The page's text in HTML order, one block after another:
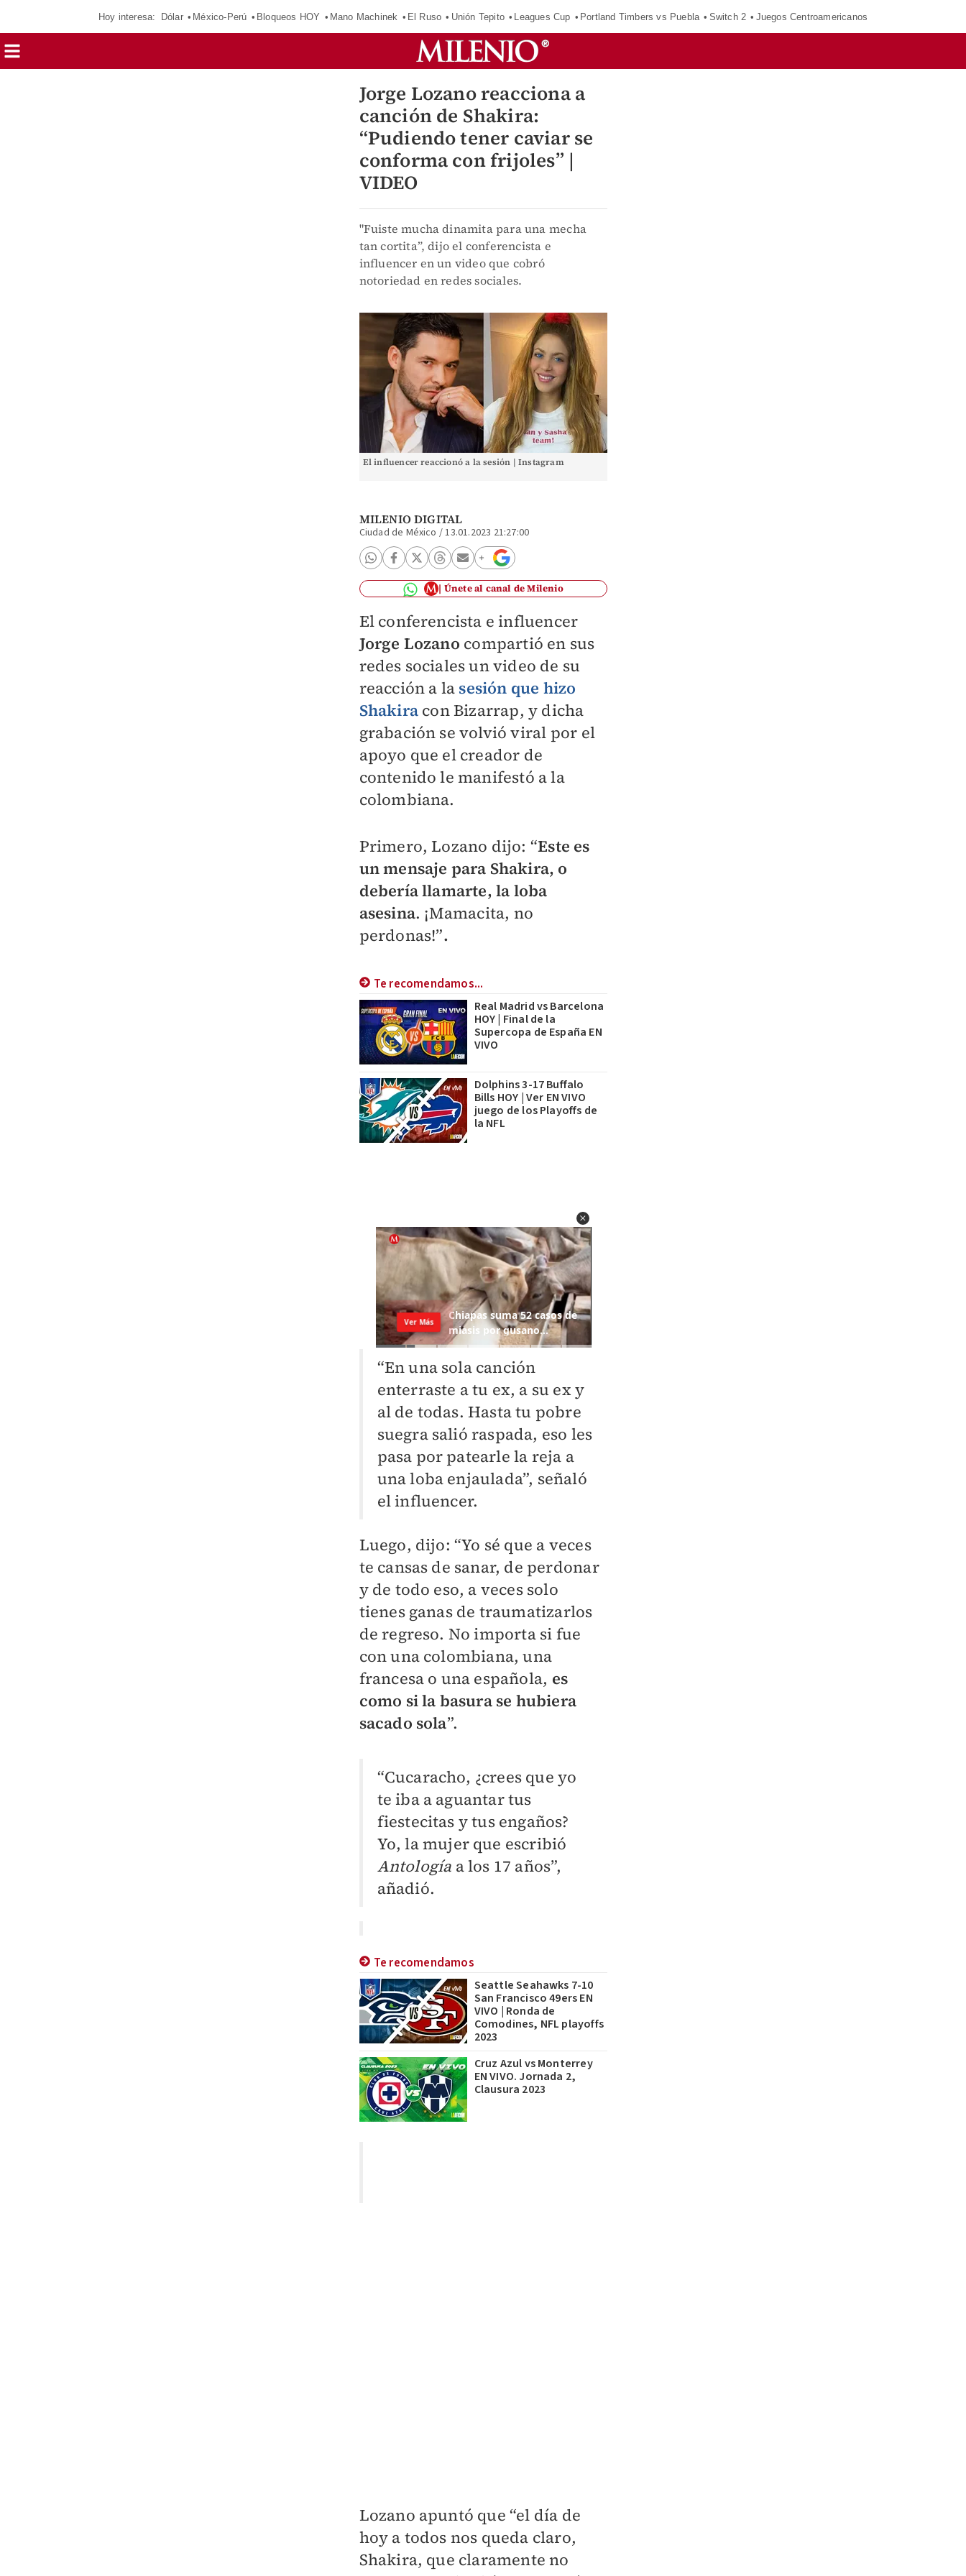
Hoy interesa: Dólar México-Perú Bloqueos HOY Mano Machinek El Ruso Unión Tepito Leagues Cup Portland Timbers vs Puebla Switch 2 Juegos Centroamericanos
Jorge Lozano reacciona a
canción de Shakira:
“Pudiendo tener caviar se
conforma con frijoles” |
VIDEO
"Fuiste mucha dinamita para una mecha
tan cortita”, dijo el conferencista e
influencer en un video que cobró
notoriedad en redes sociales.
El influencer reaccionó a la sesión | Instagram
MILENIO DIGITAL
Ciudad de México /13.01.2023 21:27:00
Únete al canal de Milenio
El conferencista e influencer
Jorge Lozano compartió en sus
redes sociales un video de su
reacción a la sesión que hizo
Shakiracon Bizarrap, y dicha
grabación se volvió viral por el
apoyo que el creador de
contenido le manifestó a la
colombiana.
Primero, Lozano dijo: “Este es
un mensaje para Shakira, o
debería llamarte, la loba
asesina. ¡Mamacita, no
perdonas!”.
Te recomendamos...
Real Madrid vs Barcelona
HOY | Final de la
Supercopa de España EN
VIVO
Dolphins 3-17 Buffalo
Bills HOY | Ver EN VIVO
juego de los Playoffs de
la NFL
“En una sola canción
enterraste a tu ex, a su ex y
al de todas. Hasta tu pobre
suegra salió raspada, eso les
pasa por patearle la reja a
una loba enjaulada”, señaló
el influencer.
Luego, dijo: “Yo sé que a veces
te cansas de sanar, de perdonar
y de todo eso, a veces solo
tienes ganas de traumatizarlos
de regreso. No importa si fue
con una colombiana, una
francesa o una española, es
como si la basura se hubiera
sacado sola”.
“Cucaracho, ¿crees que yo
te iba a aguantar tus
fiestecitas y tus engaños?
Yo, la mujer que escribió
Antología a los 17 años”,
añadió.
Te recomendamos
Seattle Seahawks 7-10
San Francisco 49ers EN
VIVO | Ronda de
Comodines, NFL playoffs
2023
Cruz Azul vs Monterrey
EN VIVO. Jornada 2,
Clausura 2023
Lozano apuntó que “el día de
hoy a todos nos queda claro,
Shakira, que claramente no